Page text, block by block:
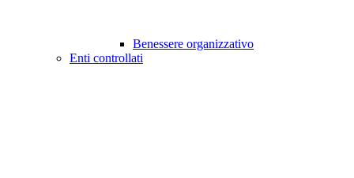
Benessere organizzativo
Enti controllati